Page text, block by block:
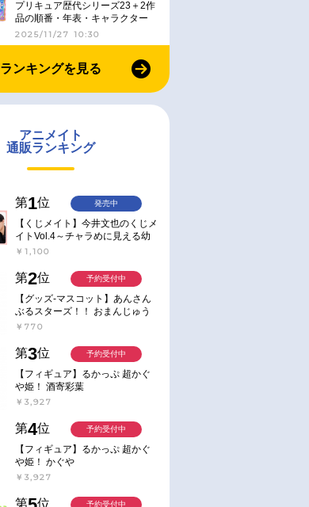
プリキュア歴代シリーズ23＋2作
品の順番・年表・キャラクター
【2025年版】
2025/11/27 10:30
ランキングを見る
アニメイト
通販ランキング
第1位
【くじメイト】今井文也のくじメ
イトVol.4～チャラめに見える幼
馴染、実は一途で独占欲が強いん
￥1,100
発売中
第2位
【グッズ-マスコット】あんさん
ぶるスターズ！！ おまんじゅう
にぎにぎマスコット ねくすと2
￥770
予約受付中
第3位
【フィギュア】るかっぷ 超かぐ
や姫！ 酒寄彩葉
￥3,927
予約受付中
第4位
【フィギュア】るかっぷ 超かぐ
や姫！ かぐや
￥3,927
予約受付中
第 位 予約受付中